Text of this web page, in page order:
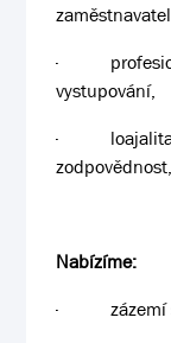
·
vystupování,
·
Nabízíme:
·